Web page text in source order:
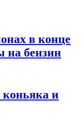
в конце
на бензин
и